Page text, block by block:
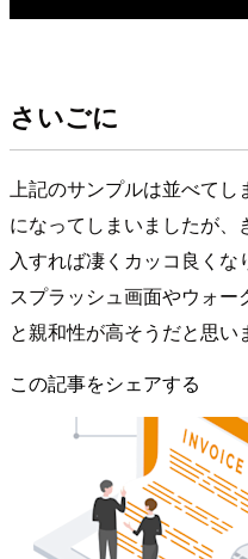
さいごに
上記のサンプルは並べてし
になってしまいましたが
入すれば凄くカッコ良くな
スプラッシュ画面やウォ
と親和性が高そうだと思い
この記事をシェアする